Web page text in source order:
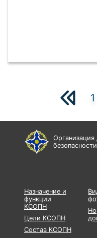
1
безопасности
Назначение и
функции
КСОПН
Цели КСОПН
Состав КСОПН